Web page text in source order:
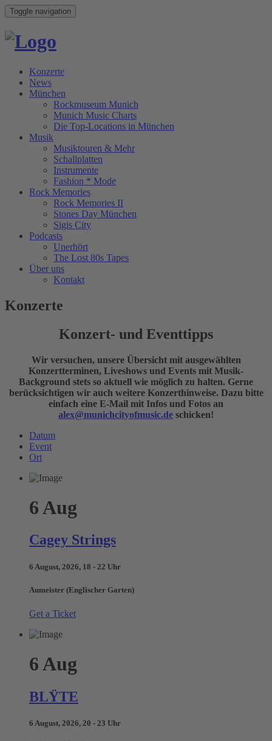
Toggle navigation
Konzerte
News
München
Rockmuseum Munich
Munich Music Charts
Die Top-Locations in München
Musik
Musiktouren & Mehr
Schallplatten
Instrumente
Fashion * Mode
Rock Memories
Rock Memories II
Stones Day München
Sigis City
Podcasts
Unerhört
The Lost 80s Tapes
Über uns
Kontakt
Konzerte
Konzert- und Eventtipps
Wir versuchen, unsere Übersicht mit ausgewählten
Konzertterminen, Liveshows und Events mit Musik-
Background stets so aktuell wie möglich zu halten. Gerne
berücksichtigen wir auch weitere Konzerthinweise. Dazu bitte
einfach eine E-Mail mit Infos und Fotos an
alex@munichcityofmusic.de schicken!
Datum
Event
Ort
6 Aug
Cagey Strings
6 August, 2026, 18 - 22 Uhr
Aumeister (Englischer Garten)
Get a Ticket
6Aug
BLŸTE
6 August, 2026, 20 - 23 Uhr